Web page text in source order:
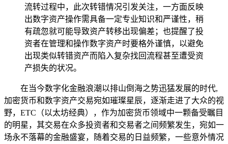
流转过程中，此次转错情况引发关注，一方面反映
出数字资产操作需具备一定专业知识和严谨性，稍
有疏忽就可能导致资产转移出现偏差；也提醒了投
资者在管理和操作数字资产时要格外谨慎，以避免
出现类似转错资产而陷入复杂找回流程甚至遭受资
产损失的状况。
在当今数字化金融浪潮以排山倒海之势迅猛发展的时代,
加密货币和数字资产交易宛如璀璨星辰，逐渐走进了大众的视
野，ETC（以太坊经典），作为加密货币领域中一颗备受瞩目
的明星，其交易在众多投资者和交易者之间频繁发生，宛如一
场永不落幕的金融盛宴，随着交易的日益频繁，一些意外情况